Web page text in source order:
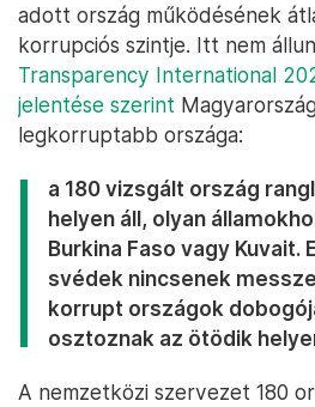
adott ország működésének
korrupciós szintje. Itt nem
Transparency International
jelentése szerint
legkorruptabb országa:
a 180 vizsgált ország
helyen áll, olyan
Burkina Faso vagy Kuvait.
svédek nincsenek
korrupt országok
osztoznak az ötödik
A nemzetközi szervezet 180